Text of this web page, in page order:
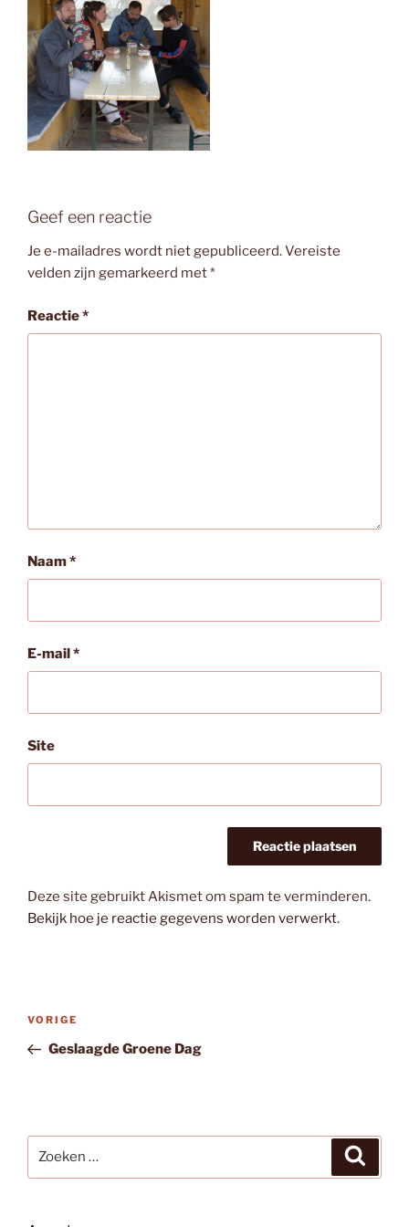
Geef een reactie
Je e-mailadres wordt niet gepubliceerd.Vereiste
velden zijn gemarkeerd met*
Reactie*
Naam*
E-mail*
Site
Deze site gebruikt Akismet om spam te verminderen.
Bekijk hoe je reactie gegevens worden verwerkt.
Bericht
Vorig
bericht
VORIGE
Geslaagde Groene Dag
naar: